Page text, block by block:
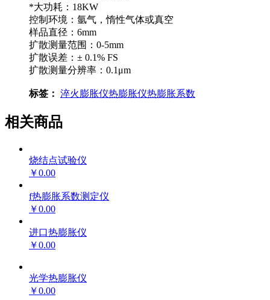
*大功耗：18KW
控制环境：氩气，惰性气体或真空
样品直径：6mm
扩散测量范围：0-5mm
扩散误差：± 0.1% FS
扩散测量分辨率：0.1μm
标签： 淬火膨胀仪热膨胀仪热膨胀系数
相关商品
烧结点试验仪
￥0.00
f热膨胀系数测定仪
￥0.00
进口热膨胀仪
￥0.00
光学热膨胀仪
￥0.00